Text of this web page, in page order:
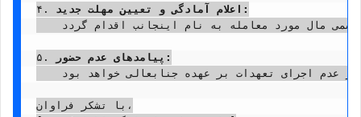
۴.
اعلام آمادگی و تعیین مهلت جدید:
۵.
پیامدهای عدم حضور:
با تشکر فراوان،